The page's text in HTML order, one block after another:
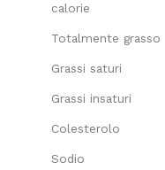
calorie
Totalmente grasso
Grassi saturi
Grassi insaturi
Colesterolo
Sodio